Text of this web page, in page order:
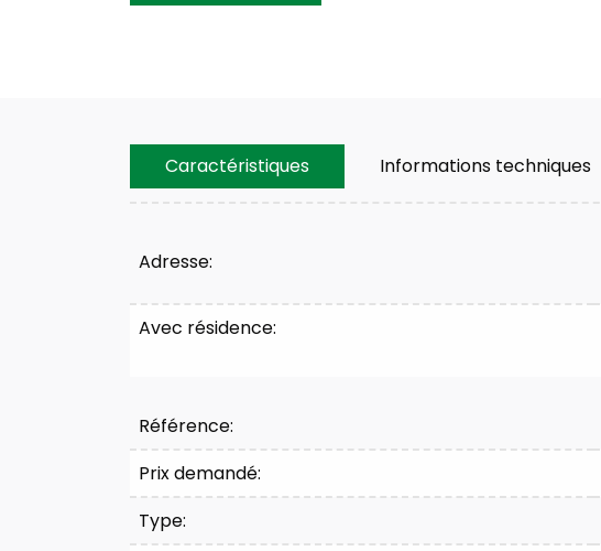
Caractéristiques Informations techniques
Caractéristiques
Adresse:
Avec résidence:
Référence:
Prix demandé:
Type: